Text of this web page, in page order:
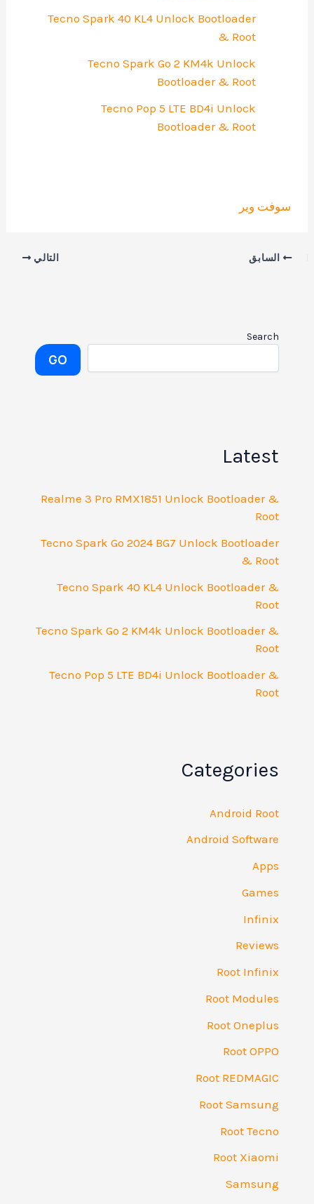
Tecno Spark 40 KL4 Unlock Bootloader
& Root
Tecno Spark Go 2 KM4k Unlock
Bootloader & Root
Tecno Pop 5 LTE BD4i Unlock
Bootloader & Root
سوفت وير
السابق التالي
Search
GO
Latest
Realme 3 Pro RMX1851 Unlock Bootloader &
Root
Tecno Spark Go 2024 BG7 Unlock Bootloader
& Root
Tecno Spark 40 KL4 Unlock Bootloader &
Root
Tecno Spark Go 2 KM4k Unlock Bootloader &
Root
Tecno Pop 5 LTE BD4i Unlock Bootloader &
Root
Categories
Android Root
Android Software
Apps
Games
Infinix
Reviews
Root Infinix
Root Modules
Root Oneplus
Root OPPO
Root REDMAGIC
Root Samsung
Root Tecno
Root Xiaomi
Samsung